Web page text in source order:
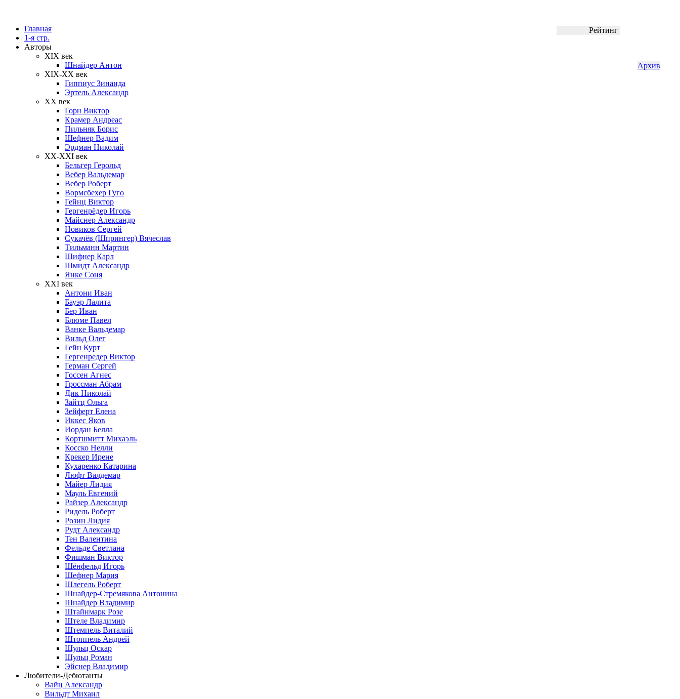
Главная
1-я стр.
Авторы
XIX век
Шнайдер Антон
XIX-XX век
Гиппиус Зинаида
Эртель Александр
XX век
Горн Виктор
Крамер Андреас
Пильняк Борис
Шефнер Вадим
Эрдман Николай
ХХ-XXI век
Бельгер Герольд
Вебер Вальдемар
Вебер Роберт
Вормсбехер Гуго
Гейнц Виктор
Гергенрёдер Игорь
Майснер Александр
Новиков Сергей
Сукачёв (Шпрингер) Вячеслав
Тильманн Мартин
Шифнер Карл
Шмидт Александр
Янке Соня
XXI век
Антони Иван
Бауэр Лалита
Бер Иван
Блюме Павел
Ванке Вальдемар
Вильд Олег
Гейн Курт
Гергенредер Виктор
Герман Сергей
Госсен Агнес
Гроссман Абрам
Дик Николай
Зайтц Ольга
Зейферт Елена
Иккес Яков
Иордан Белла
Кортшмитт Михаэль
Косско Нелли
Крекер Ирене
Кухаренко Катарина
Люфт Валдемaр
Майер Лидия
Мауль Евгений
Райзер Александр
Ридель Роберт
Розин Лидия
Рудт Александр
Тен Валентина
Фельде Светлана
Фишман Виктор
Шёнфельд Игорь
Шефнер Мария
Шлегель Роберт
Шнайдер-Стремякова Антонина
Шнайдер Владимир
Штайнмарк Розe
Штеле Владимир
Штемпель Виталий
Штоппель Андрей
Шульц Оскар
Шульц Роман
Эйснер Владимир
Любители-Дебютанты
Вайц Александр
Вильдт Михаил
Рейтинг
Архив